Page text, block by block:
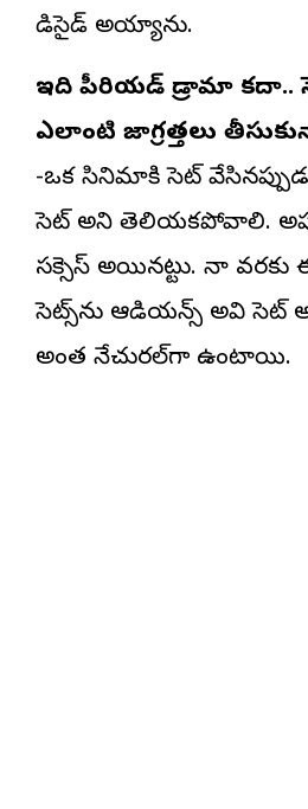
డిసైడ్ అయ్యాను.
ఇది పీరియడ్ డ్రామా కదా..
ఎలాంటి జాగ్రత్తలు
-ఒక సినిమాకి సెట్
సెట్ అని తెలియకపోవాలి.
సక్సెస్ అయినట్టు. నా
సెట్స్‌ను ఆడియన్స్ అవి సెట్
అంత నేచురల్‌గా ఉంటాయి.